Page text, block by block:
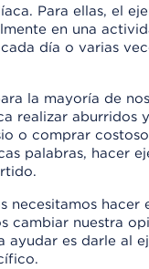
Para ellas, el
en una
día o varias
la mayoría de
realizar aburridos
o comprar
palabras, hacer
necesitamos hacer
cambiar nuestra
ayudar es darle al